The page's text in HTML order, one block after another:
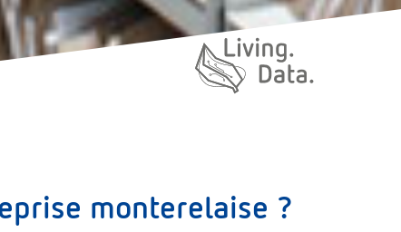
monterelaise ?